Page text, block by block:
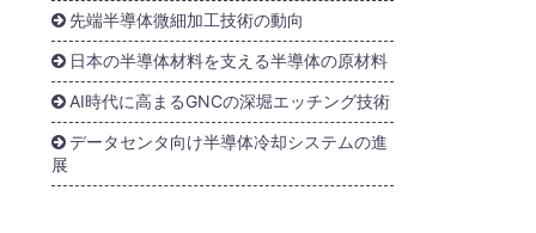
先端半導体微細加工技術の動向
日本の半導体材料を支える半導体の原材料
AI時代に高まるGNCの深堀エッチング技術
データセンタ向け半導体冷却システムの進
展